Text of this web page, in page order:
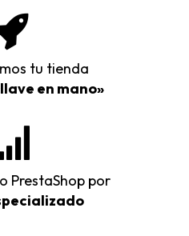
tu tienda
en mano»
PrestaShop por